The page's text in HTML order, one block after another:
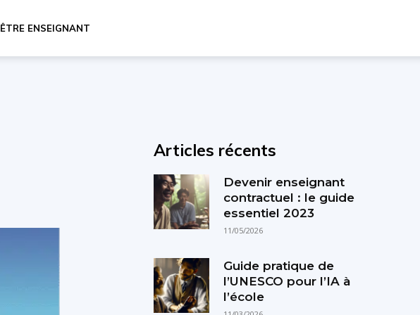
ÊTRE ENSEIGNANT
Articles récents
Devenir enseignant
contractuel : le guide
essentiel 2023
11/05/2026
Guide pratique de
l’UNESCO pour l’IA à
l’école